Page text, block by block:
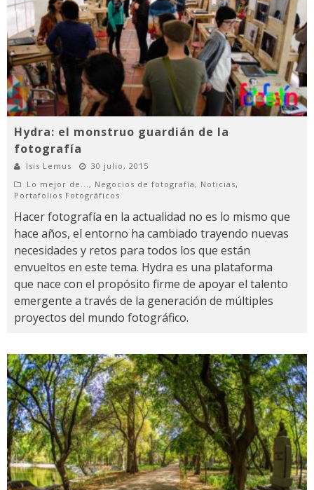
Hydra: el monstruo guardián de la
fotografía
Isis Lemus
30 julio, 2015
Lo mejor de..., Negocios de fotografía, Noticias,
Portafolios Fotográficos
Hacer fotografía en la actualidad no es lo mismo que
hace años, el entorno ha cambiado trayendo nuevas
necesidades y retos para todos los que están
envueltos en este tema. Hydra es una plataforma
que nace con el propósito firme de apoyar el talento
emergente a través de la generación de múltiples
proyectos del mundo fotográfico.